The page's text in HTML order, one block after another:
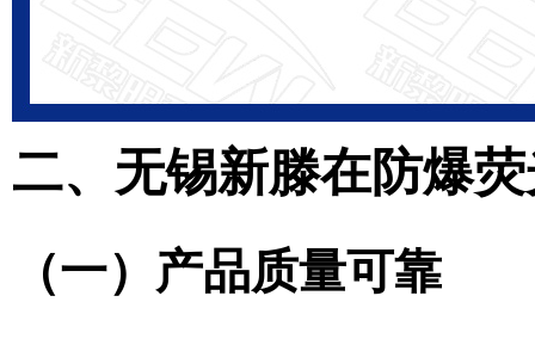
二、无锡新滕在防爆
（一）产品质量可靠